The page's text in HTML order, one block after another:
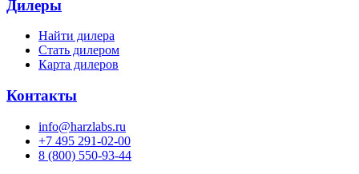
Дилеры
Найти дилера
Cтать дилером
Карта дилеров
Контакты
info@harzlabs.ru
+7 495 291-02-00
8 (800) 550-93-44